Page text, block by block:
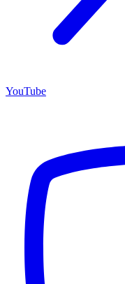
YouTube